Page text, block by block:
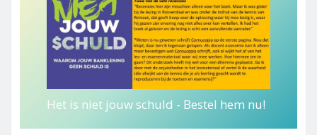
Het is niet jouw schuld - Bestel hem nu!